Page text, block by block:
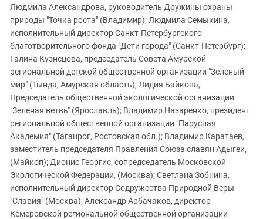
Людмила Александрова, руководитель Дружины охраны
природы "Точка роста" (Владимир); Людмила Семыкина,
исполнительный директор Санкт-Петербургского
благотворительного фонда "Дети города" (Санкт-Петербург);
Галина Кузнецова, председатель Совета Амурской
региональной детской общественной организации "Зеленый
мир" (Тында, Амурская область); Лидия Байкова,
Председатель общественной экологической организации
"Зеленая ветвь" (Ярославль); Владимир Назаренко, президент
региональной общественной организации "Парусная
Академия" (Таганрог, Ростовская обл.); Владимир Каратаев,
заместитель председателя Правления Союза славян Адыгеи,
(Майкоп); Дионис Георгис, сопредседатель Московской
Экологической Федерации, (Москва); Светлана Зобнина,
исполнительный директор Содружества Природной Веры
"Славия" (Москва); Александр Арбачаков, директор
Кемеровской региональной общественной организации